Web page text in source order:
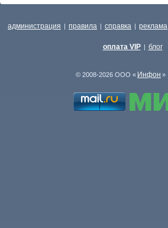
администрация | правила | справка | реклама
оплата VIP | блог
© 2008-2026 ООО « Инфон »